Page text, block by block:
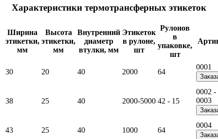
Характеристики термотрансферных этикеток
Ширина
этикетки,
мм
Высота
этикетки,
мм
Внутренний
диаметр
втулки, мм
Этикеток
в рулоне,
шт
Рулонов
в
упаковке,
шт
30 20 40 2000 64
0001
38 25 40 2000-5000 42 - 15
0002 -
0003
43 25 40 1000 64
0004